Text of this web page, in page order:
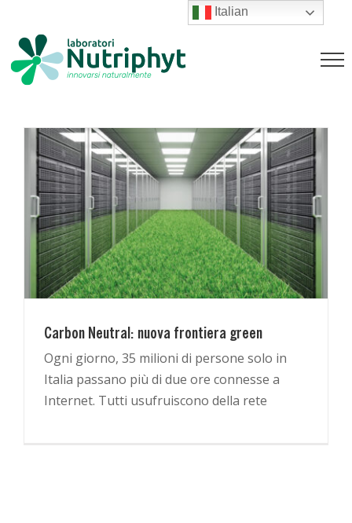
contenuto
Carbon Neutral: nuova frontiera
green
Carbon Neutral: nuova frontiera green
Ogni giorno, 35 milioni di persone solo in
Italia passano più di due ore connesse a
Internet. Tutti usufruiscono della rete
Italian